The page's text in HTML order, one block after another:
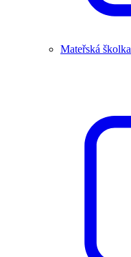
Mateřská školka